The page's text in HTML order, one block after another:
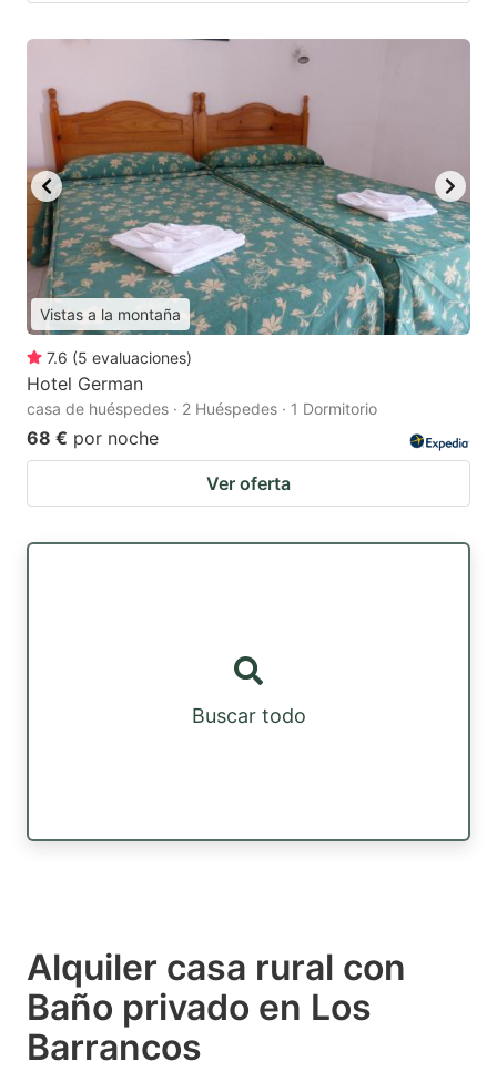
Vistas a la montaña
7.6 (5 evaluaciones)
Hotel German
casa de huéspedes · 2 Huéspedes · 1 Dormitorio
68 € por noche
Ver oferta
Buscar todo
Alquiler casa rural con
Baño privado en Los
Barrancos